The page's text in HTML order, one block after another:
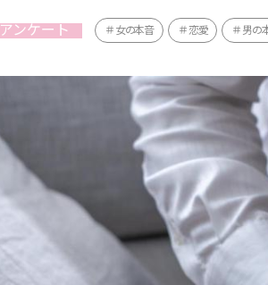
アンケート 女の本音 恋愛 男の